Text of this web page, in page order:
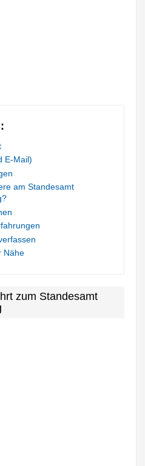
E-Mail)
am Standesamt
Nähe
zum Standesamt